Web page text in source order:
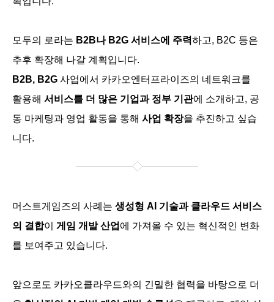
모두의 로라는 B2B나 B2G 서비스에 주력하고, B2C 등은
추후 확장해 나갈 계획입니다.
B2B, B2G 사업에서 카카오엔터프라이즈의 네트워크를
활용해 서비스를 더 많은 기업과 정부 기관에 소개하고, 공
동 마케팅과 영업 활동을 통해 사업 확장을 추진하고 싶습
니다.
머스트게임즈의 사례는 생성형 AI 기술과 클라우드 서비스
의 결합이 게임 개발 산업 에 가져올 수 있는 혁신적인 변화
를 보여주고 있습니다.
앞으로도 카카오클라우드와의 긴밀한 협력을 바탕으로 더